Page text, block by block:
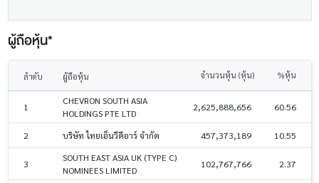
ผู้ถือหุ้น*
ลำดับ ผู้ถือหุ้น จำนวนหุ้น (หุ้น) %หุ้น
1
CHEVRON SOUTH ASIA
HOLDINGS PTE LTD
2,625,888,656 60.56
2 บริษัท ไทยเอ็นวีดีอาร์ จำกัด 457,373,189 10.55
3
SOUTH EAST ASIA UK (TYPE C)
NOMINEES LIMITED
102,767,766 2.37